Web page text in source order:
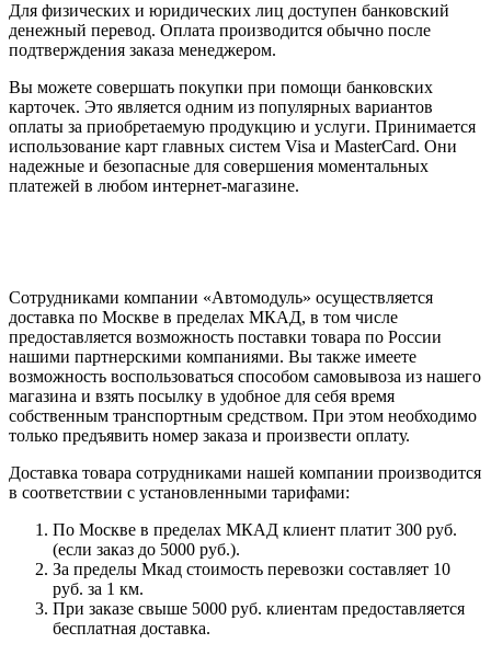
Для физических и юридических лиц доступен банковский
денежный перевод. Оплата производится обычно после
подтверждения заказа менеджером.
Вы можете совершать покупки при помощи банковских
карточек. Это является одним из популярных вариантов
оплаты за приобретаемую продукцию и услуги. Принимается
использование карт главных систем Visa и MasterCard. Они
надежные и безопасные для совершения моментальных
платежей в любом интернет-магазине.
Сотрудниками компании «Автомодуль» осуществляется
доставка по Москве в пределах МКАД, в том числе
предоставляется возможность поставки товара по России
нашими партнерскими компаниями. Вы также имеете
возможность воспользоваться способом самовывоза из нашего
магазина и взять посылку в удобное для себя время
собственным транспортным средством. При этом необходимо
только предъявить номер заказа и произвести оплату.
Доставка товара сотрудниками нашей компании производится
в соответствии с установленными тарифами:
По Москве в пределах МКАД клиент платит 300 руб.
(если заказ до 5000 руб.).
За пределы Мкад стоимость перевозки составляет 10
руб. за 1 км.
При заказе свыше 5000 руб. клиентам предоставляется
бесплатная доставка.